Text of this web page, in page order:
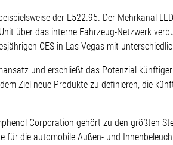
der E522.95. Der Mehrkanal-
über das interne Fahrzeug-Netzwerk
CES in Las Vegas mit
und erschließt das Potenzial
Ziel neue Produkte zu definieren, die
Corporation gehört zu den größten
die automobile Außen- und